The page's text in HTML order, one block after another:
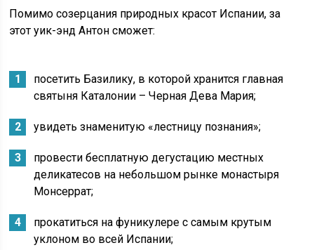
Помимо созерцания природных красот Испании, за
этот уик-энд Антон сможет:
посетить Базилику, в которой хранится главная
святыня Каталонии – Черная Дева Мария;
увидеть знаменитую «лестницу познания»;
провести бесплатную дегустацию местных
деликатесов на небольшом рынке монастыря
Монсеррат;
прокатиться на фуникулере с самым крутым
уклоном во всей Испании;